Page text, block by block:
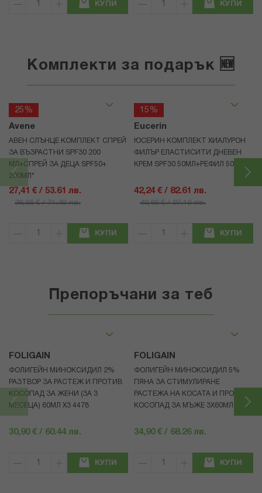
КУПИ КУПИ
Комплекти за подарък 🆕
25%
Avene
АВЕН СЛЪНЦЕ КОМПЛЕКТ СПРЕЙ
ЗА ВЪЗРАСТНИ SPF30 200
МЛ+СПРЕЙ ЗА ДЕЦА SPF50+
200МЛ*
27,41 € / 53.61 лв.
36,55 € / 71.49 лв.
КУПИ
15%
Eucerin
ЮСЕРИН КОМПЛЕКТ ХИАЛУРОН
ФИЛЪР ЕЛАСТИСИТИ ДНЕВЕН
КРЕМ SPF30 50МЛ+РЕФИЛ 50МЛ
42,24 € / 82.61 лв.
49,69 € / 97.19 лв.
КУПИ
Препоръчани за теб
FOLIGAIN
ФОЛИГЕЙН МИНОКСИДИЛ 2%
РАЗТВОР ЗА РАСТЕЖ И ПРОТИВ
КОСОПАД ЗА ЖЕНИ (ЗА 3
МЕСЕЦА) 60МЛ X3 4478
30,90 € / 60.44 лв.
КУПИ
FOLIGAIN
ФОЛИГЕЙН МИНОКСИДИЛ 5%
ПЯНА ЗА СТИМУЛИРАНЕ
РАСТЕЖА НА КОСАТА И ПРОТИВ
КОСОПАД ЗА МЪЖЕ 3X60МЛ 4472
34,90 € / 68.26 лв.
КУПИ